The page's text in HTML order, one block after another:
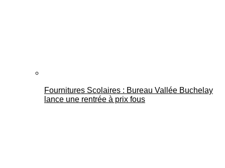
Fournitures Scolaires : Bureau Vallée Buchelay
lance une rentrée à prix fous